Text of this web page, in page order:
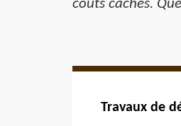
coûts cachés.
Travaux de